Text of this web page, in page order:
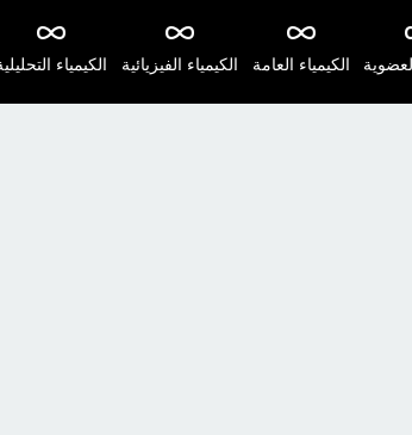
الكيمياء الكيمياء الفيزيائية الكيمياء العامة